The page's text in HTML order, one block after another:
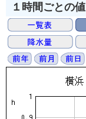
１時間ごとの値